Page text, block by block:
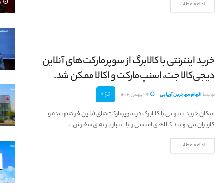
ادامه مطلب
خرید اینترنتی با کالابرگ از سوپرمارکت‌های آنلاین
دیجی‌کالا جت، اسنپ‌مارکت و اکالا ممکن شد.
توسطالهام مهاجرین آریایی 0
امکان خرید اینترنتی با کالابرگ در سوپرمارکت‌های آنلاین فراهم شده و
کاربران می‌توانند کالاهای اساسی را با اعتبار یارانه‌ای سفارش ...
ادامه مطلب